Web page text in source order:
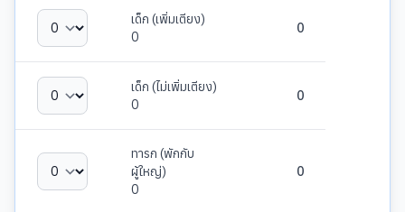
เด็ก (เพิ่มเตียง)
0
0
เด็ก (ไม่เพิ่มเตียง)
0
0
ทารก (พักกับ
ผู้ใหญ่)
0
0